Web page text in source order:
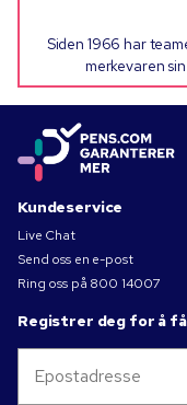
Siden 1966 har
merkevaren
Kundeservice
Live Chat
Send oss en e-post
Ring oss på 800 14007
Registrer deg for å